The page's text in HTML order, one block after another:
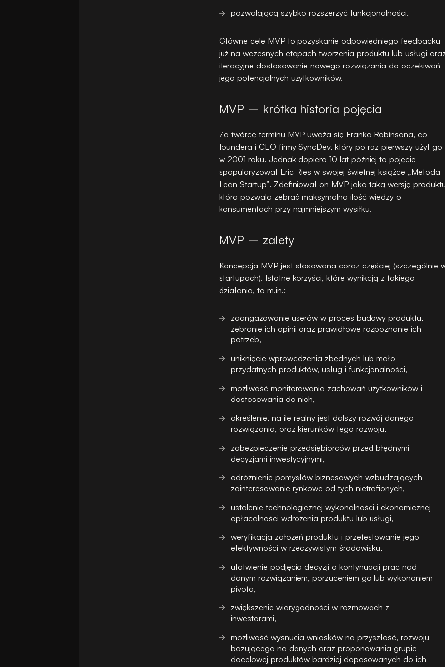
pozwalającą szybko rozszerzyć funkcjonalności.
Główne cele MVP to pozyskanie odpowiedniego feedbacku
już na wczesnych etapach tworzenia produktu lub usługi
iteracyjne dostosowanie nowego rozwiązania do oczekiwań
jego potencjalnych użytkowników.
MVP – krótka historia pojęcia
Za twórcę terminu MVP uważa się Franka Robinsona, co-
foundera i CEO firmy SyncDev, który po raz pierwszy użył go
w 2001 roku. Jednak dopiero 10 lat później to pojęcie
spopularyzował Eric Ries w swojej świetnej książce „Metoda
Lean Startup”. Zdefiniował on MVP jako taką wersję
która pozwala zebrać maksymalną ilość wiedzy o
konsumentach przy najmniejszym wysiłku.
MVP – zalety
Koncepcja MVP jest stosowana coraz częściej (szczególnie
startupach). Istotne korzyści, które wynikają z takiego
działania, to m.in.:
zaangażowanie userów w proces budowy produktu,
zebranie ich opinii oraz prawidłowe rozpoznanie ich
potrzeb,
uniknięcie wprowadzenia zbędnych lub mało
przydatnych produktów, usług i funkcjonalności,
możliwość monitorowania zachowań użytkowników i
dostosowania do nich,
określenie, na ile realny jest dalszy rozwój danego
rozwiązania, oraz kierunków tego rozwoju,
zabezpieczenie przedsiębiorców przed błędnymi
decyzjami inwestycyjnymi,
odróżnienie pomysłów biznesowych wzbudzających
zainteresowanie rynkowe od tych nietrafionych,
ustalenie technologicznej wykonalności i ekonomicznej
opłacalności wdrożenia produktu lub usługi,
weryfikacja założeń produktu i przetestowanie jego
efektywności w rzeczywistym środowisku,
ułatwienie podjęcia decyzji o kontynuacji prac nad
danym rozwiązaniem, porzuceniem go lub wykonaniem
pivota,
zwiększenie wiarygodności w rozmowach z
inwestorami,
możliwość wysnucia wniosków na przyszłość, rozwoju
bazującego na danych oraz proponowania grupie
docelowej produktów bardziej dopasowanych do ich